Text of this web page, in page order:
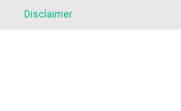
Disclaimer